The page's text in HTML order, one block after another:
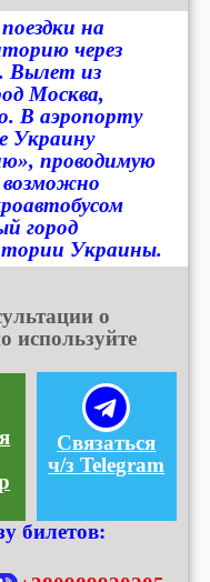
на
через
Вылет из
Москва,
В аэропорту
Украину
проводимую
город
Украины.
о
используйте
Связаться
ч/з Telegram
билетов: